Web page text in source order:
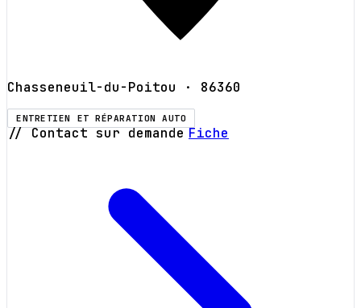
Chasseneuil-du-Poitou · 86360
ENTRETIEN ET RÉPARATION AUTO
// Contact sur demande Fiche